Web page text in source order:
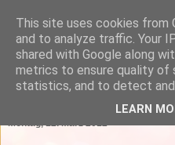
Montag, 12. März 2012
This site uses cookies from
and to analyze traffic. Your
shared with Google along
metrics to ensure quality of
statistics, and to detect and
LEARN